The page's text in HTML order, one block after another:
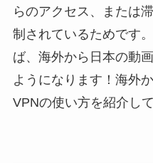
らのアクセス、または
制されているためです
ば、海外から日本の動
ようになります！海外
VPNの使い方を紹介し